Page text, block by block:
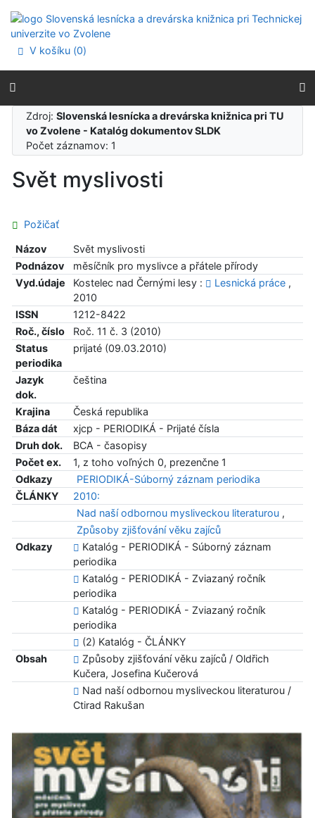
Prejsť na menu
Prehlásenie o webovej prístupnosti
V košíku (0)
Zdroj:Slovenská lesnícka a drevárska knižnica pri TU
vo Zvolene - Katalóg dokumentov SLDK
Počet záznamov: 1
Svět myslivosti
Požičať
Názov
Svět myslivosti
Podnázov
měsíčník pro myslivce a přátele přírody
Vyd.údaje
Kostelec nad Černými lesy : Lesnická práce,
2010
ISSN
1212-8422
Roč., číslo
Roč. 11 č. 3 (2010)
Status
periodika
prijaté (09.03.2010)
Jazyk
dok.
čeština
Krajina
Česká republika
Báza dát
xjcp - PERIODIKÁ - Prijaté čísla
Druh dok.
BCA - časopisy
Počet ex.
1, z toho voľných 0, prezenčne 1
Odkazy
PERIODIKÁ-Súborný záznam periodika
ČLÁNKY
2010:
Nad naší odbornou mysliveckou literaturou ,
Způsoby zjišťování věku zajíců
Odkazy
Katalóg - PERIODIKÁ - Súborný záznam
periodika
Katalóg - PERIODIKÁ - Zviazaný ročník
periodika
Katalóg - PERIODIKÁ - Zviazaný ročník
periodika
(2) Katalóg - ČLÁNKY
Obsah
Způsoby zjišťování věku zajíců / Oldřich
Kučera, Josefina Kučerová
Nad naší odbornou mysliveckou literaturou /
Ctirad Rakušan